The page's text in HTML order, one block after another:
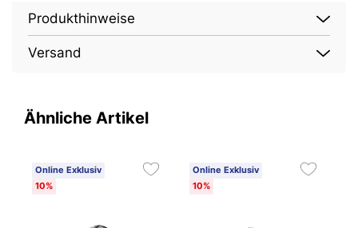
Produkthinweise
Versand
Ähnliche Artikel
Online Exklusiv
10%
Online Exklusiv
10%